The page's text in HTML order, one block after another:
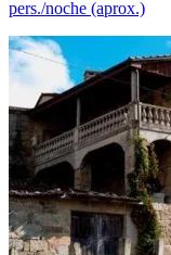
pers./noche (aprox.)